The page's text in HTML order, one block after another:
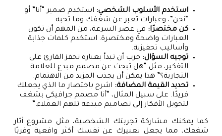
استخدم الأسلوب الشخصي: استخدم ضمير “أنا” أو
“نحن”، وعبارات تعبر عن شغفك وما تحبه.
كن مختصرًا: في عصر السرعة، من المهم أن تكون
العبارات واضحة ومختصرة. استخدم كلمات جذابة
وأساليب تحفيزية.
توجيه السؤال: جرب أن تبدأ بعبارة تحفز القارئ على
التفكير، مثل “هل تبحث عن مصمم مبدع للعلامة
التجارية؟” هذا يمكن أن يجذب المزيد من الاهتمام.
تحديد القيمة المضافة: اشرح باختصار ما الذي يجعلك
فريدًا. على سبيل المثال، “أنا مصمم جرافيكي بشغف
لتحويل الأفكار إلى تصاميم مبدعة تلهم العملاء.”
كما يمكنك مشاركة تجربتك الشخصية، مثل مشروع أثار
شغفك، مما يجعل تعبيرك عن نفسك أكثر واقعية وقربًا